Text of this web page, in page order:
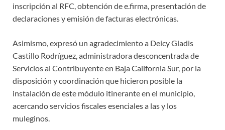
inscripción al RFC, obtención de e.firma, presentación de
declaraciones y emisión de facturas electrónicas.
Asimismo, expresó un agradecimiento a Deicy Gladis
Castillo Rodríguez, administradora desconcentrada de
Servicios al Contribuyente en Baja California Sur, por la
disposición y coordinación que hicieron posible la
instalación de este módulo itinerante en el municipio,
acercando servicios fiscales esenciales a las y los
muleginos.